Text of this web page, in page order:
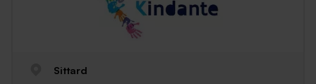
Sittard